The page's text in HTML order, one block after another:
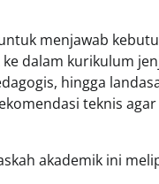
menjawab
ke dalam kurikulum
hingga
teknis
akademik ini